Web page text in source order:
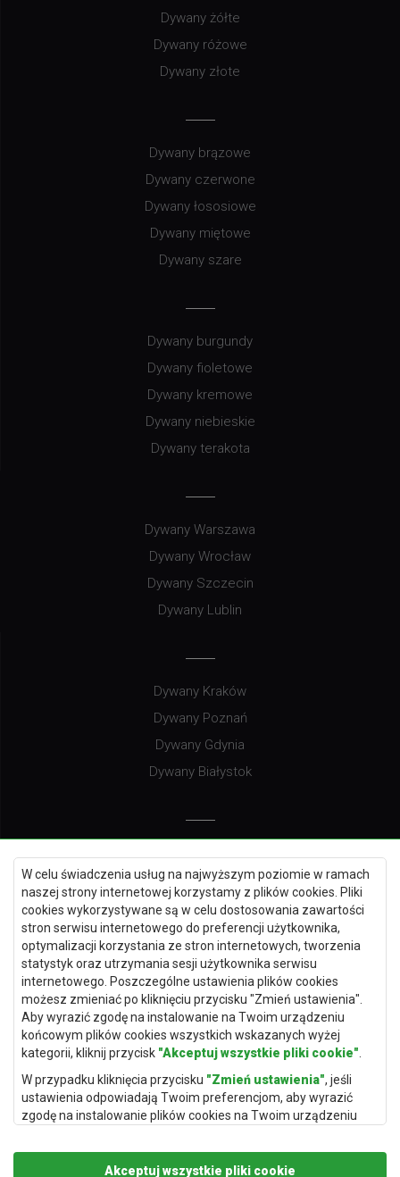
W celu świadczenia usług na najwyższym poziomie w ramach
naszej strony internetowej korzystamy z plików cookies. Pliki
cookies wykorzystywane są w celu dostosowania zawartości
stron serwisu internetowego do preferencji użytkownika,
optymalizacji korzystania ze stron internetowych, tworzenia
statystyk oraz utrzymania sesji użytkownika serwisu
internetowego. Poszczególne ustawienia plików cookies
możesz zmieniać po kliknięciu przycisku "Zmień ustawienia".
Aby wyrazić zgodę na instalowanie na Twoim urządzeniu
końcowym plików cookies wszystkich wskazanych wyżej
kategorii, kliknij przycisk "Akceptuj wszystkie pliki cookie"
W przypadku kliknięcia przycisku "Zmień ustawienia", jeśli
ustawienia odpowiadają Twoim preferencjom, aby wyrazić
zgodę na instalowanie plików cookies na Twoim urządzeniu
"Zapisz i zaakceptuj".
Akceptuj wszystkie pliki cookie
Dywany żółte
Dywany różowe
Dywany złote
Dywany brązowe
Dywany czerwone
Dywany łososiowe
Dywany miętowe
Dywany szare
Dywany burgundy
Dywany fioletowe
Dywany kremowe
Dywany niebieskie
Dywany terakota
Dywany Warszawa
Dywany Wrocław
Dywany Szczecin
Dywany Lublin
Dywany Kraków
Dywany Poznań
Dywany Gdynia
Dywany Białystok
Dywany Gdańsk
Dywany Toruń
Dywany Bydgoszcz
Dywany Łódź
Dywany Katowice
Dywany Częstochowa